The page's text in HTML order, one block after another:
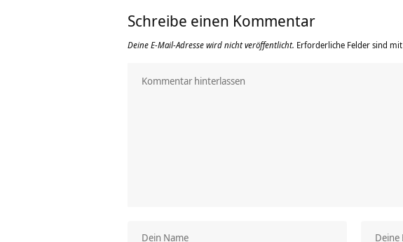
Schreibe einen Kommentar
Deine E-Mail-Adresse wird nicht veröffentlicht. Erforderliche Felder sind mit